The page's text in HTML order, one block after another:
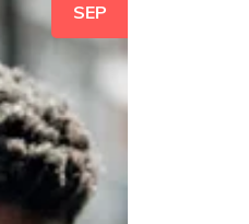
SEP